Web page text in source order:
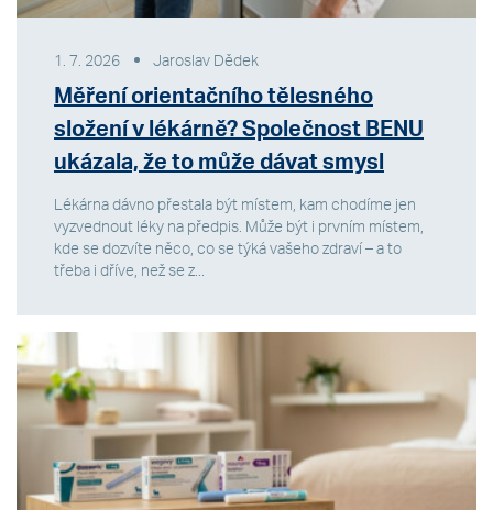
1. 7. 2026 Jaroslav Dědek
Měření orientačního tělesného
složení v lékárně? Společnost BENU
ukázala, že to může dávat smysl
Lékárna dávno přestala být místem, kam chodíme jen
vyzvednout léky na předpis. Může být i prvním místem,
kde se dozvíte něco, co se týká vašeho zdraví – a to
třeba i dříve, než se z...